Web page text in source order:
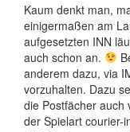
Kaum denkt man,
einigermaßen am
aufgesetzten INN
auch schon an.
anderem dazu, via
vorzuhalten. Dazu
die Postfächer auch
der Spielart courier-